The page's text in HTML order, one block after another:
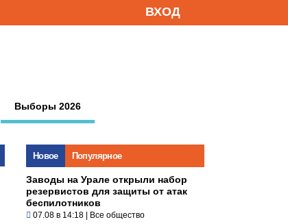
ВХОД
Выборы 2026
Новое Популярное
Заводы на Урале открыли набор
резервистов для защиты от атак
беспилотников
07.08 в 14:18 | Все общество